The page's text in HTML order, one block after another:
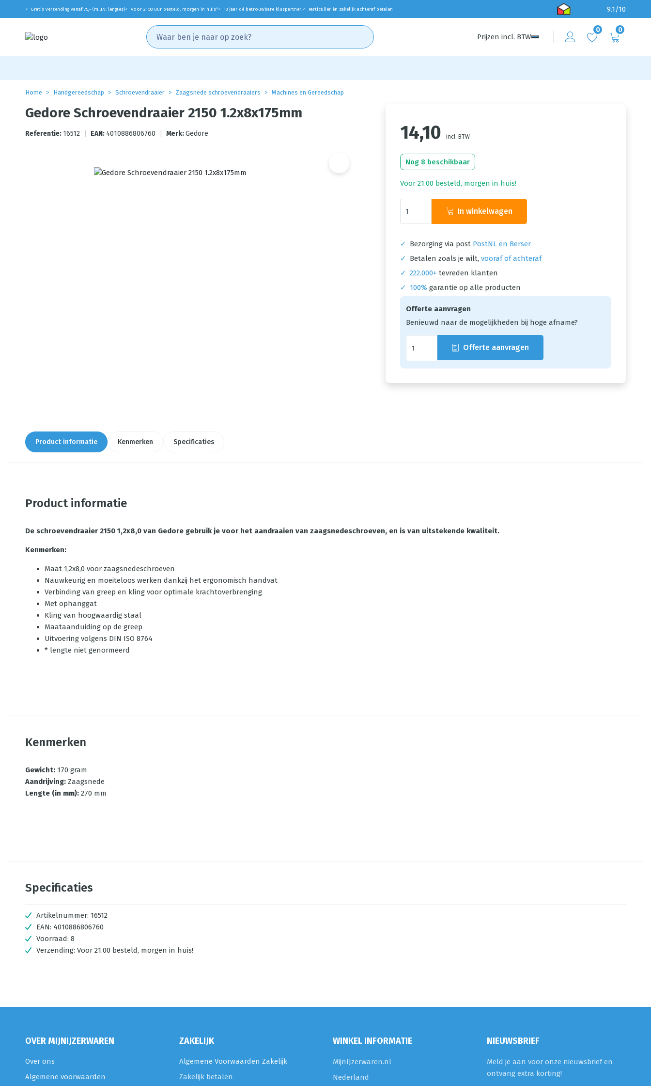
✓ Gratis verzending vanaf 75,- (m.u.v. lengtes)✓ Voor 21:00 uur besteld, morgen in huis*✓ 10 jaar dé betrouwbare kluspartner! ✓ Particulier én zakelijk achteraf betalen 9.1/10
Prijzen incl. BTW
0 0
Home Handgereedschap Schroevendraaier Zaagsnede schroevendraaiers Machines en Gereedschap
Gedore Schroevendraaier 2150 1.2x8x175mm
Referentie: 16512 EAN: 4010886806760 Merk:Gedore 14,10 incl. BTW
Nog 8 beschikbaar
Voor 21.00 besteld, morgen in huis!
In winkelwagen
✓ Bezorging via post PostNL en Berser
✓
Betalen zoals je wilt, vooraf of achteraf
✓ 222.000+ tevreden klanten
✓
100% garantie op alle producten
Offerte aanvragen
Benieuwd naar de mogelijkheden bij hoge afname?
Offerte aanvragen
Product informatie Kenmerken Specificaties
Product informatie
De schroevendraaier 2150 1,2x8,0 van Gedore gebruik je voor het aandraaien van zaagsnedeschroeven, en is van uitstekende kwaliteit.
Kenmerken:
Maat 1,2x8,0 voor zaagsnedeschroeven
Nauwkeurig en moeiteloos werken dankzij het ergonomisch handvat
Verbinding van greep en kling voor optimale krachtoverbrenging
Met ophanggat
Kling van hoogwaardig staal
Maataanduiding op de greep
Uitvoering volgens DIN ISO 8764
* lengte niet genormeerd
Kenmerken
Gewicht: 170 gram
Aandrijving: Zaagsnede
Lengte (in mm): 270 mm
Specificaties
Artikelnummer: 16512
EAN: 4010886806760
Voorraad: 8
Verzending: Voor 21.00 besteld, morgen in huis!
OVER MIJNIJZERWAREN
Over ons
Algemene voorwaarden
ZAKELIJK
Algemene Voorwaarden Zakelijk
Zakelijk betalen
WINKEL INFORMATIE
MijnIJzerwaren.nl
Nederland
NIEUWSBRIEF
Meld je aan voor onze nieuwsbrief en
ontvang extra korting!